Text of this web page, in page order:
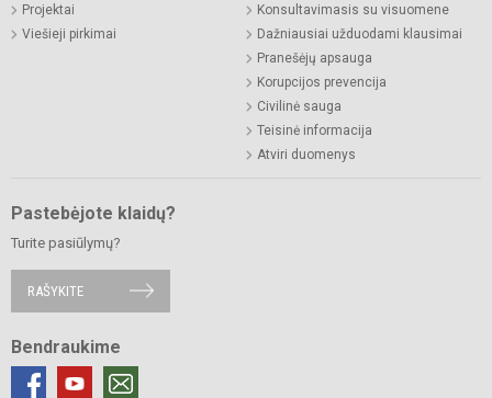
Projektai
Viešieji pirkimai
Konsultavimasis su visuomene
Dažniausiai užduodami klausimai
Pranešėjų apsauga
Korupcijos prevencija
Civilinė sauga
Teisinė informacija
Atviri duomenys
Pastebėjote klaidų?
Turite pasiūlymų?
RAŠYKITE
Bendraukime